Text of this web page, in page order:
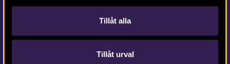
Tillåt alla
Tillåt urval